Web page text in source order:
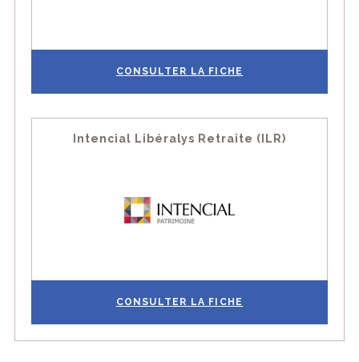
CONSULTER LA FICHE
Intencial Libéralys Retraite (ILR)
CONSULTER LA FICHE